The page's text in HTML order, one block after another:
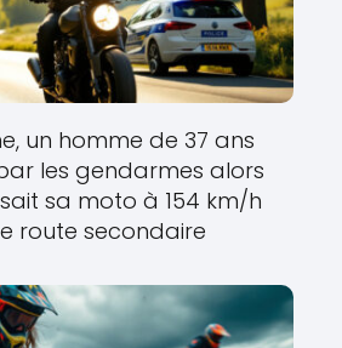
un homme de 37 ans
les gendarmes alors
sa moto à 154 km/h
route secondaire